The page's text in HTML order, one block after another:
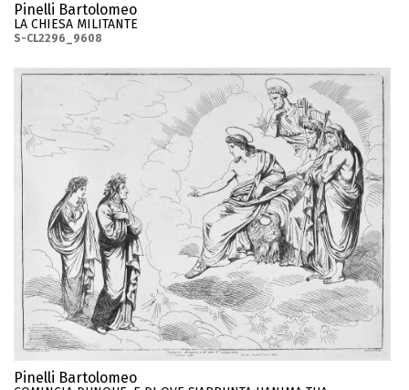
Pinelli Bartolomeo
LA CHIESA MILITANTE
S-CL2296_9608
Pinelli Bartolomeo